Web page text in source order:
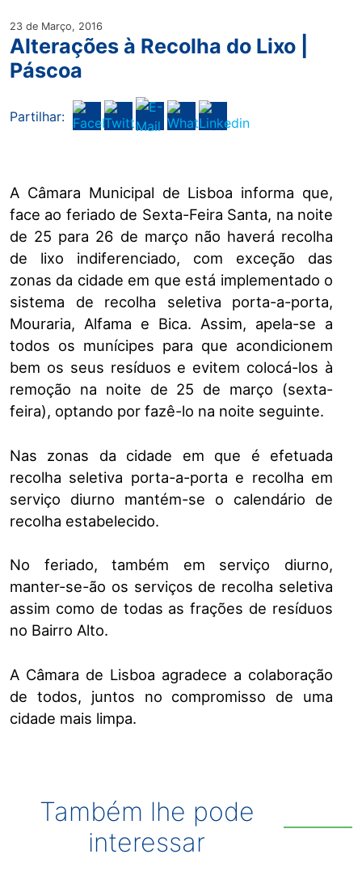
23 de Março, 2016
Alterações à Recolha do Lixo |
Páscoa
Partilhar:
A Câmara Municipal de Lisboa informa que,
face ao feriado de Sexta-Feira Santa, na noite
de 25 para 26 de março não haverá recolha
de lixo indiferenciado, com exceção das
zonas da cidade em que está implementado o
sistema de recolha seletiva porta-a-porta,
Mouraria, Alfama e Bica. Assim, apela-se a
todos os munícipes para que acondicionem
bem os seus resíduos e evitem colocá-los à
remoção na noite de 25 de março (sexta-
feira), optando por fazê-lo na noite seguinte.
Nas zonas da cidade em que é efetuada
recolha seletiva porta-a-porta e recolha em
serviço diurno mantém-se o calendário de
recolha estabelecido.
No feriado, também em serviço diurno,
manter-se-ão os serviços de recolha seletiva
assim como de todas as frações de resíduos
no Bairro Alto.
A Câmara de Lisboa agradece a colaboração
de todos, juntos no compromisso de uma
cidade mais limpa.
Também lhe pode
interessar